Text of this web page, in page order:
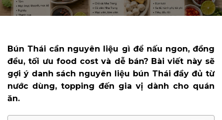
Bún Thái cần nguyên liệu gì để nấu ngon, đồng
đều, tối ưu food cost và dễ bán? Bài viết này sẽ
gợi ý danh sách nguyên liệu bún Thái đầy đủ từ
nước dùng, topping đến gia vị dành cho quán
ăn.